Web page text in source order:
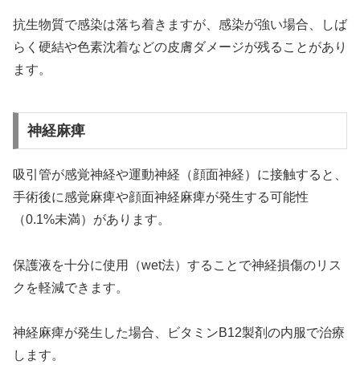
抗生物質で感染は落ち着きますが、感染が強い場合、しば
らく硬結や色素沈着などの皮膚ダメージが残ることがあり
ます。
神経麻痺
吸引管が感覚神経や運動神経（顔面神経）に接触すると、
手術後に感覚麻痺や顔面神経麻痺が発生する可能性
（0.1%未満）があります。
保護液を十分に使用（wet法）することで神経損傷のリス
クを軽減できます。
神経麻痺が発生した場合、ビタミンB12製剤の内服で治療
します。